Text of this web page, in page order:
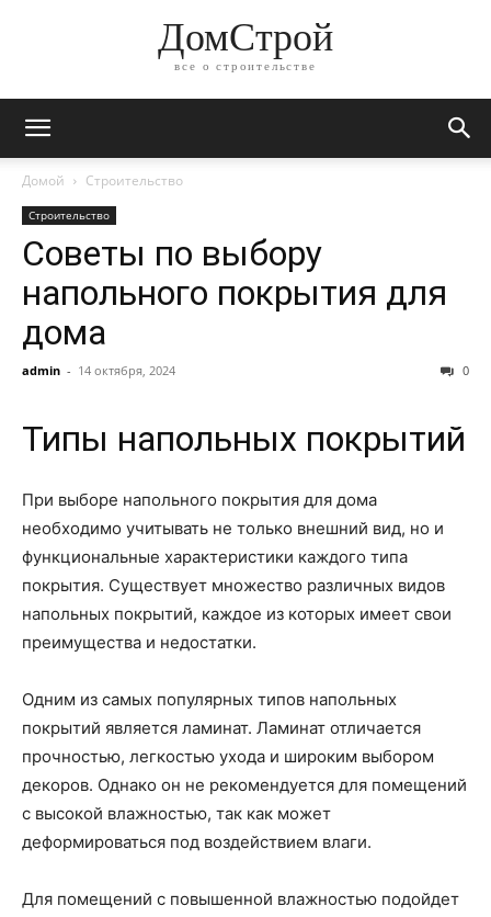
ДомСтрой
все о строительстве
Домой Строительство
Строительство
Советы по выбору
напольного покрытия для
дома
admin - 14 октября, 2024 0
Типы напольных покрытий
При выборе напольного покрытия для дома
необходимо учитывать не только внешний вид, но и
функциональные характеристики каждого типа
покрытия. Существует множество различных видов
напольных покрытий, каждое из которых имеет свои
преимущества и недостатки.
Одним из самых популярных типов напольных
покрытий является ламинат. Ламинат отличается
прочностью, легкостью ухода и широким выбором
декоров. Однако он не рекомендуется для помещений
с высокой влажностью, так как может
деформироваться под воздействием влаги.
Для помещений с повышенной влажностью подойдет